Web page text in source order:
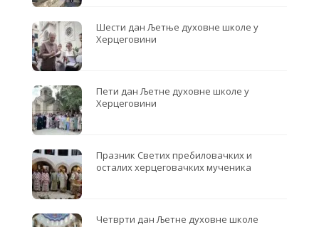
Шести дан Љетње духовне школе у
Херцеговини
Пети дан Љетне духовне школе у
Херцеговини
Празник Светих пребиловачких и
осталих херцеговачких мученика
Четврти дан Љетне духовне школе